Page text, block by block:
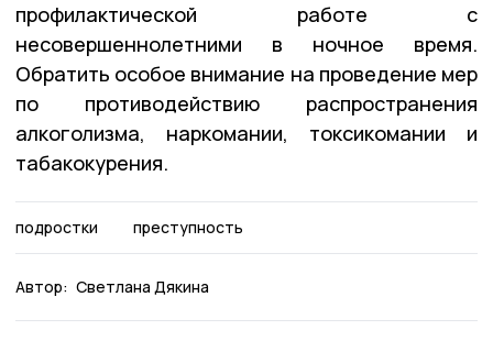
профилактической работе с
несовершеннолетними в ночное время.
Обратить особое внимание на проведение мер
по противодействию распространения
алкоголизма, наркомании, токсикомании и
табакокурения.
подростки преступность
Автор: Светлана Дякина